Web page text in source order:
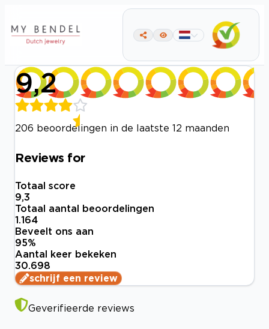
9,2
206 beoordelingen in de laatste 12 maanden
Reviews for
Totaal score
9,3
Totaal aantal beoordelingen
1.164
Beveelt ons aan
95%
Aantal keer bekeken
30.698
schrijf een review
Geverifieerde reviews